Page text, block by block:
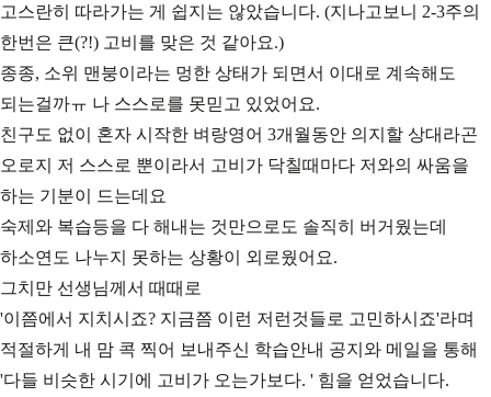
고스란히 따라가는 게 쉽지는 않았습니다. (지나고보니 2-3주의
한번은 큰(?!) 고비를 맞은 것 같아요.)
종종, 소위 맨붕이라는 멍한 상태가 되면서 이대로 계속해도
되는걸까ㅠ 나 스스로를 못믿고 있었어요.
친구도 없이 혼자 시작한 벼랑영어 3개월동안 의지할 상대라곤
오로지 저 스스로 뿐이라서 고비가 닥칠때마다 저와의 싸움을
하는 기분이 드는데요
숙제와 복습등을 다 해내는 것만으로도 솔직히 버거웠는데
하소연도 나누지 못하는 상황이 외로웠어요.
그치만 선생님께서 때때로
'이쯤에서 지치시죠? 지금쯤 이런 저런것들로 고민하시죠'라며
적절하게 내 맘 콕 찍어 보내주신 학습안내 공지와 메일을 통해
'다들 비슷한 시기에 고비가 오는가보다. ' 힘을 얻었습니다.